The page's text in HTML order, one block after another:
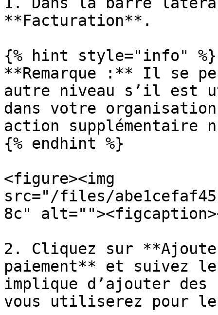
**Facturation**.
{% hint style="info" %}
**Remarque :** Il se
autre niveau s’il est
dans votre
action supplémentaire
{% endhint %}
<figure><img
src="/files/
8c"
2. Cliquez sur
paiement** et suivez
implique d’ajouter des
vous utiliserez pour